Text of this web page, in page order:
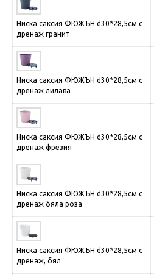
Ниска саксия ФЮЖЪН d30*28,5см с
дренаж гранит
Ниска саксия ФЮЖЪН d30*28,5см с
дренаж лилава
Ниска саксия ФЮЖЪН d30*28,5см с
дренаж фрезия
Ниска саксия ФЮЖЪН d30*28,5см с
дренаж бяла роза
Ниска саксия ФЮЖЪН d30*28,5см с
дренаж, бял